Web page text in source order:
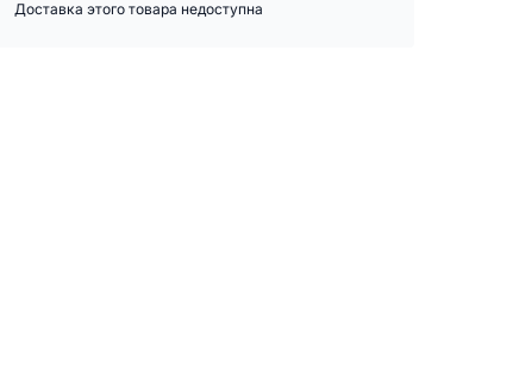
Доставка этого товара недоступна